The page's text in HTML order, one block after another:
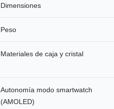
Dimensiones
Peso
Materiales de caja y cristal
Autonomía modo smartwatch
(AMOLED)